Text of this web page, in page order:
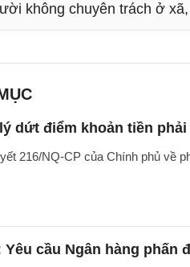
không chuyên trách ở
dứt điểm khoản tiền
216/NQ-CP của Chính phủ về
Yêu cầu Ngân hàng phấn